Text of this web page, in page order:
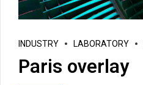
INDUSTRY LABORATORY
Paris overlay